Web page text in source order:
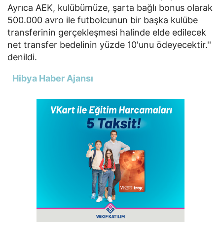
Ayrıca AEK, kulübümüze, şarta bağlı bonus olarak
500.000 avro ile futbolcunun bir başka kulübe
transferinin gerçekleşmesi halinde elde edilecek
net transfer bedelinin yüzde 10'unu ödeyecektir.''
denildi.
Hibya Haber Ajansı